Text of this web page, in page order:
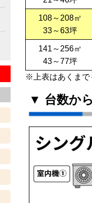
108～208㎡
33～63坪
141～256㎡
43～77坪
※上表はあくまで
▼ 台数か